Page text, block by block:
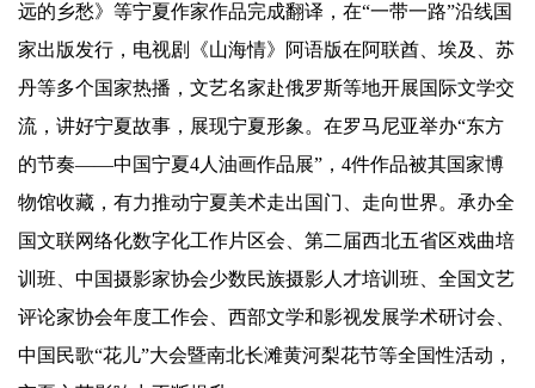
远的乡愁》等宁夏作家作品完成翻译，在“一带一路”沿线国
家出版发行，电视剧《山海情》阿语版在阿联酋、埃及、苏
丹等多个国家热播，文艺名家赴俄罗斯等地开展国际文学交
流，讲好宁夏故事，展现宁夏形象。在罗马尼亚举办“东方
的节奏——中国宁夏4人油画作品展”，4件作品被其国家博
物馆收藏，有力推动宁夏美术走出国门、走向世界。承办全
国文联网络化数字化工作片区会、第二届西北五省区戏曲培
训班、中国摄影家协会少数民族摄影人才培训班、全国文艺
评论家协会年度工作会、西部文学和影视发展学术研讨会、
中国民歌“花儿”大会暨南北长滩黄河梨花节等全国性活动，